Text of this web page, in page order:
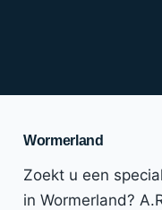
Wormerland
Zoekt u een
in Wormerland?